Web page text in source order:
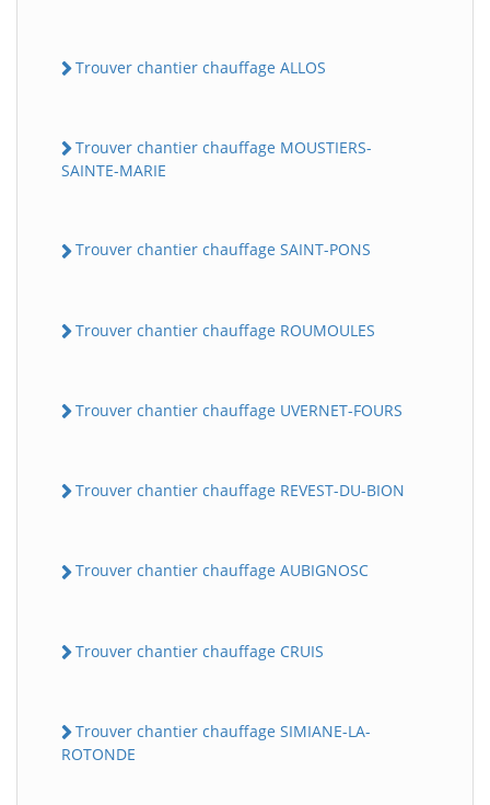
Trouver chantier chauffage ALLOS
Trouver chantier chauffage MOUSTIERS-
SAINTE-MARIE
Trouver chantier chauffage SAINT-PONS
Trouver chantier chauffage ROUMOULES
Trouver chantier chauffage UVERNET-FOURS
Trouver chantier chauffage REVEST-DU-BION
Trouver chantier chauffage AUBIGNOSC
Trouver chantier chauffage CRUIS
Trouver chantier chauffage SIMIANE-LA-
ROTONDE